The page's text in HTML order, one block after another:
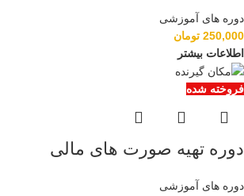
دوره های آموزشی
250,000 تومان
اطلاعات بیشتر
فروخته شده
دوره تهیه صورت های مالی
دوره های آموزشی